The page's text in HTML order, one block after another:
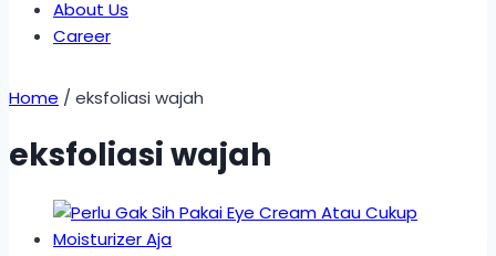
About Us
Career
Home / eksfoliasi wajah
eksfoliasi wajah